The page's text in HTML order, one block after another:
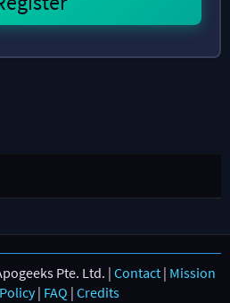
Pte. Ltd. | Contact | Mission
| FAQ | Credits